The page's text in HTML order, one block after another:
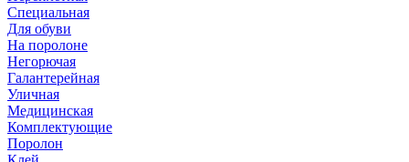
Специальная
Для обуви
На поролоне
Негорючая
Галантерейная
Уличная
Медицинская
Комплектующие
Поролон